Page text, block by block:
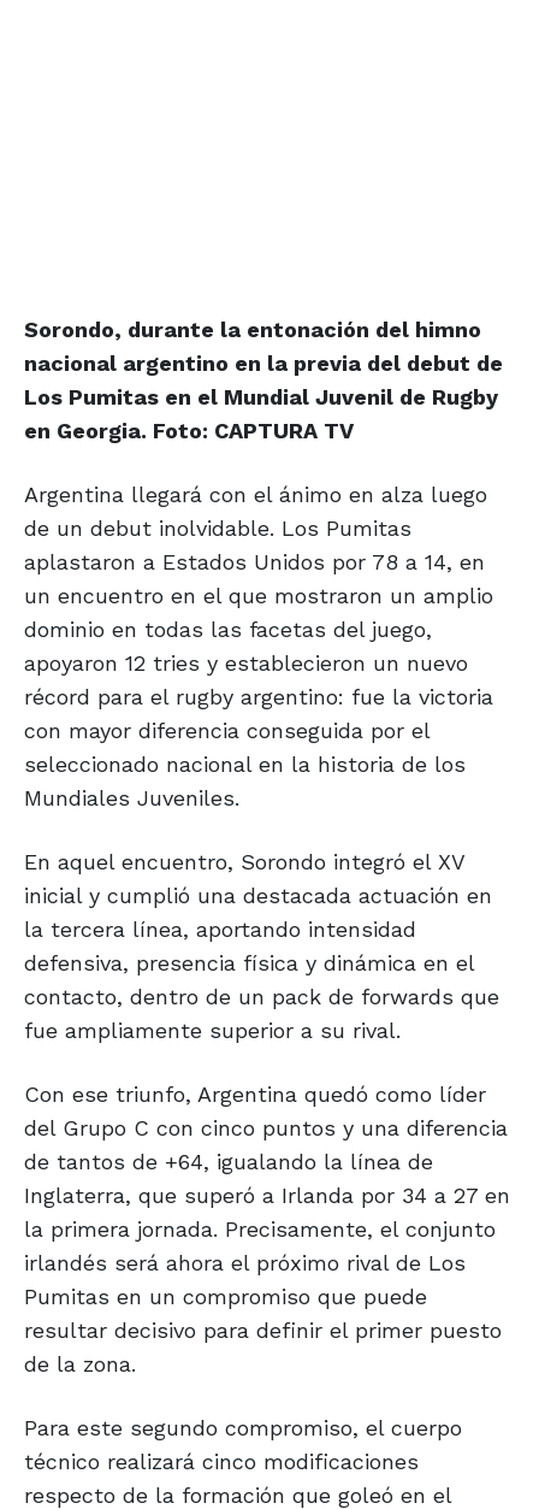
Sorondo, durante la entonación del himno
nacional argentino en la previa del debut de
Los Pumitas en el Mundial Juvenil de Rugby
en Georgia. Foto: CAPTURA TV
Argentina llegará con el ánimo en alza luego
de un debut inolvidable. Los Pumitas
aplastaron a Estados Unidos por 78 a 14, en
un encuentro en el que mostraron un amplio
dominio en todas las facetas del juego,
apoyaron 12 tries y establecieron un nuevo
récord para el rugby argentino: fue la victoria
con mayor diferencia conseguida por el
seleccionado nacional en la historia de los
Mundiales Juveniles.
En aquel encuentro, Sorondo integró el XV
inicial y cumplió una destacada actuación en
la tercera línea, aportando intensidad
defensiva, presencia física y dinámica en el
contacto, dentro de un pack de forwards que
fue ampliamente superior a su rival.
Con ese triunfo, Argentina quedó como líder
del Grupo C con cinco puntos y una diferencia
de tantos de +64, igualando la línea de
Inglaterra, que superó a Irlanda por 34 a 27 en
la primera jornada. Precisamente, el conjunto
irlandés será ahora el próximo rival de Los
Pumitas en un compromiso que puede
resultar decisivo para definir el primer puesto
de la zona.
Para este segundo compromiso, el cuerpo
técnico realizará cinco modificaciones
respecto de la formación que goleó en el